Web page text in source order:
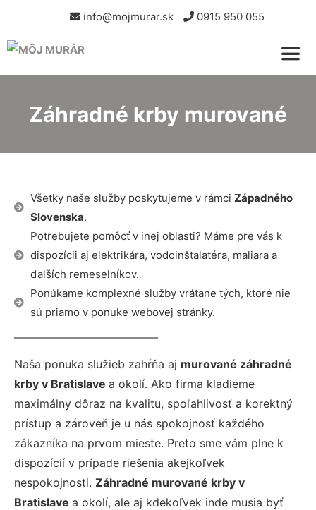
info@mojmurar.sk 0915 950 055
Záhradné krby murované
Všetky naše služby poskytujeme v rámci Západného
Slovenska.
Potrebujete pomôcť v inej oblasti? Máme pre vás k
dispozícii aj elektrikára, vodoinštalatéra, maliara a
ďalších remeselníkov.
Ponúkame komplexné služby vrátane tých, ktoré nie
sú priamo v ponuke webovej stránky.
Naša ponuka služieb zahŕňa aj murované záhradné
krby v Bratislave a okolí. Ako firma kladieme
maximálny dôraz na kvalitu, spoľahlivosť a korektný
prístup a zároveň je u nás spokojnosť každého
zákazníka na prvom mieste. Preto sme vám plne k
dispozícií v prípade riešenia akejkoľvek
nespokojnosti. Záhradné murované krby v
Bratislave a okolí, ale aj kdekoľvek inde musia byť